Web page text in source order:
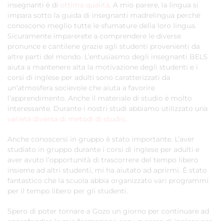
insegnanti è di ottima qualità. A mio parere, la lingua si
impara sotto la guida di insegnanti madrelingua perché
conoscono meglio tutte le sfumature della loro lingua.
Sicuramente imparerete a comprendere le diverse
pronunce e cantilene grazie agli studenti provenienti da
altre parti del mondo. L’entusiasmo degli insegnanti BELS
aiuta a mantenere alta la motivazione degli studenti e i
corsi di inglese per adulti sono caratterizzati da
un’atmosfera socievole che aiuta a favorire
l’apprendimento. Anche il materiale di studio è molto
interessante. Durante i nostri studi abbiamo utilizzato una
varietà diversa di metodi di studio.
Anche conoscersi in gruppo è stato importante. L’aver
studiato in gruppo durante i corsi di inglese per adulti e
aver avuto l’opportunità di trascorrere del tempo libero
insieme ad altri studenti, mi ha aiutato ad aprirmi. È stato
fantastico che la scuola abbia organizzato vari programmi
per il tempo libero per gli studenti.
Spero di poter tornare a Gozo un giorno per continuare ad